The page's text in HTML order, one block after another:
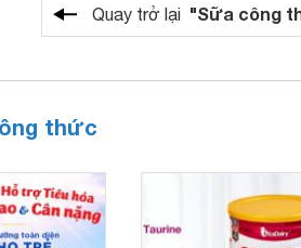
Quay trở lại "Sữa công
thức